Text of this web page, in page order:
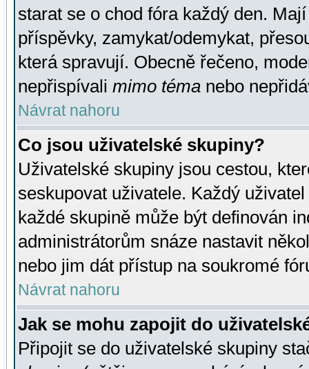
starat se o chod fóra každý den.
příspěvky, zamykat/odemykat,
která spravují. Obecně řečeno,
nepřispívali mimo téma nebo
Návrat nahoru
Co jsou uživatelské skupiny?
Uživatelské skupiny jsou cestou,
seskupovat uživatele. Každý
každé skupině může být definován
administrátorům snáze nastavit
nebo jim dát přístup na soukromé
Návrat nahoru
Jak se mohu zapojit do
Připojit se do uživatelské skupiny